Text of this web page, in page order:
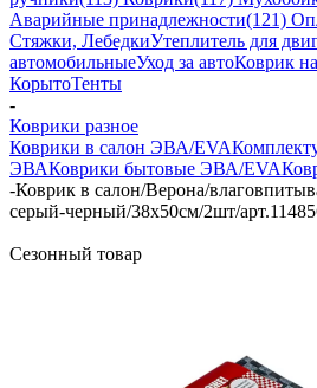
Аварийные принадлежности(121)
Стяжки, ЛебедкиУтеплитель для
автомобильныеУход за автоКоврик
КорытоТенты
-
Коврики разное
Коврики в салон ЭВА/EVA
ЭВАКоврики бытовые ЭВА/EVA
-Коврик в салон/Верона/
серый-черный/38х50см/2шт/
Сезонный товар